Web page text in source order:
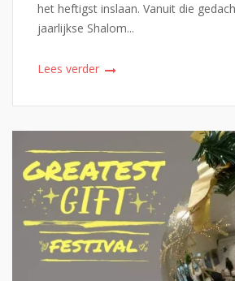
het heftigst inslaan. Vanuit die
jaarlijkse Shalom...
Lees verder